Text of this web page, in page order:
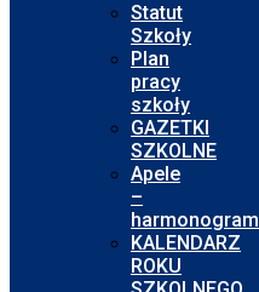
Statut
Szkoły
Plan
pracy
szkoły
GAZETKI
SZKOLNE
Apele
–
harmonogram
KALENDARZ
ROKU